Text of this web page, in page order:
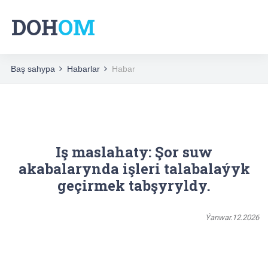
DOHOM
Baş sahypa Habarlar Habar
Iş maslahaty: Şor suw
akabalarynda işleri talabalaýyk
geçirmek tabşyryldy.
Ýanwar.12.2026